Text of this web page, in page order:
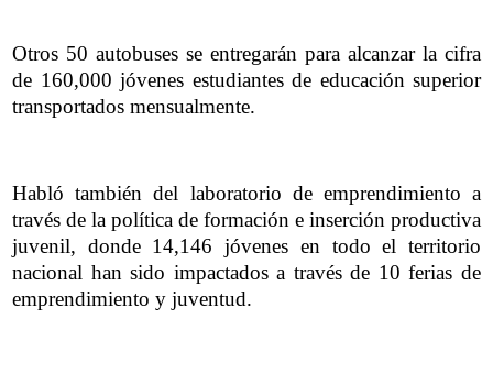
Otros 50 autobuses se entregarán para alcanzar la cifra
de 160,000 jóvenes estudiantes de educación superior
transportados mensualmente.
Habló también del laboratorio de emprendimiento a
través de la política de formación e inserción productiva
juvenil, donde 14,146 jóvenes en todo el territorio
nacional han sido impactados a través de 10 ferias de
emprendimiento y juventud.